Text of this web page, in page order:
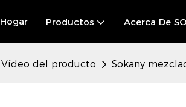
Hogar Productos Acerca De
Vídeo del producto Sokany